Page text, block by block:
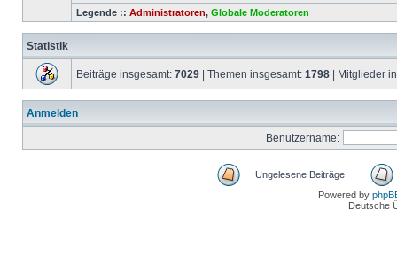
Legende :: Administratoren, Globale Moderatoren
Statistik
Beiträge insgesamt: 7029 | Themen insgesamt: 1798 | Mitglieder
Anmelden
Benutzername:
Ungelesene Beiträge
Powered by
Deutsche